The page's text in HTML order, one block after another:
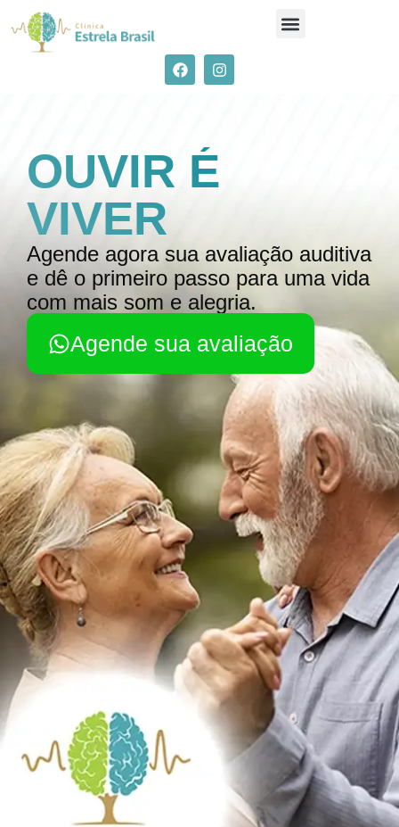
OUVIR É
VIVER
Agende agora sua avaliação auditiva
e dê o primeiro passo para uma vida
com mais som e alegria.
Agende sua avaliação